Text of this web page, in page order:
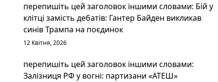
перепишіть цей заголовок іншими словами: Бій у
клітці замість дебатів: Гантер Байден викликав
синів Трампа на поєдинок
12 Квітня, 2026
перепишіть цей заголовок іншими словами:
Залізниця РФ у вогні: партизани «АТЕШ»